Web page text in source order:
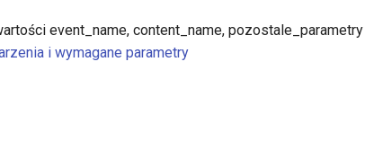
event_name, content_name,
i wymagane parametry